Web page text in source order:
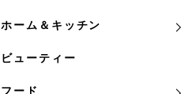
ホーム＆キッチン
ビューティー
フード